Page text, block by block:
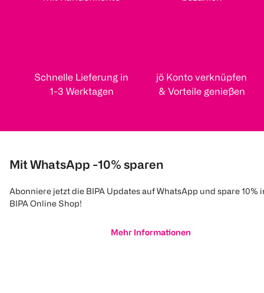
Schnelle Lieferung in
1-3 Werktagen
jö Konto verknüpfen
& Vorteile genießen
Mit WhatsApp -10% sparen
Abonniere jetzt die BIPA Updates auf WhatsApp und spare 10%
BIPA Online Shop!
Mehr Informationen